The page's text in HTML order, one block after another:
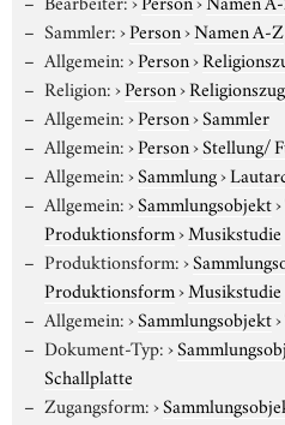
Sammler:›Person›Namen A-Z
Allgemein:›Person›
Religion:›Person›
Allgemein:›Person›Sammler
Allgemein:›Person›Stellung/
Allgemein:›Sammlung›
Allgemein:›Sammlungsobjekt›
Produktionsform›Musikstudie
Produktionsform:›
Produktionsform›Musikstudie
Allgemein:›Sammlungsobjekt›
Dokument-Typ:›
Schallplatte
Zugangsform:›